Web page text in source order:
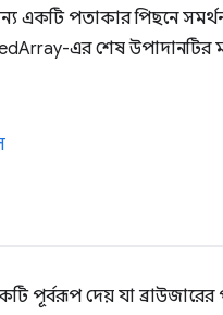
একটি পতাকার পিছনে
এর শেষ
পূর্বরূপ দেয় যা ব্রাউজারের